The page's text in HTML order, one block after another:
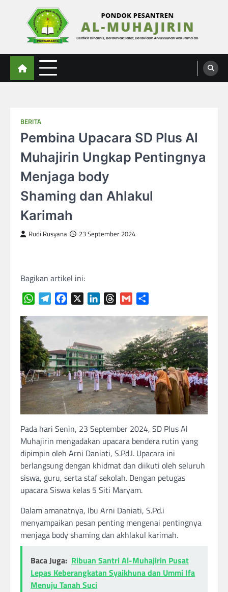
Al-Muhajirin
Berpikir Dinamis – Berakhlak Salaf – Berakidah Ahlussunah wal Jamaah
BERITA
Pembina Upacara SD Plus Al
Muhajirin Ungkap Pentingnya
Menjaga body
Shaming dan Ahlakul
Karimah
Rudi Rusyana 23 September 2024
Bagikan artikel ini:
WhatsAppTelegramFacebook LinkedInThreads
Gmail
Pada hari Senin, 23 September 2024, SD Plus Al
Muhajirin mengadakan upacara bendera rutin yang
dipimpin oleh Arni Daniati, S.Pd.I. Upacara ini
berlangsung dengan khidmat dan diikuti oleh seluruh
siswa, guru, serta staf sekolah. Dengan petugas
upacara Siswa kelas 5 Siti Maryam.
Dalam amanatnya, Ibu Arni Daniati, S.Pd.i
menyampaikan pesan penting mengenai pentingnya
menjaga body shaming dan akhlakul karimah.
Baca Juga: Ribuan Santri Al-Muhajirin Pusat
Lepas Keberangkatan Syaikhuna dan Ummi Ifa
Menuju Tanah Suci